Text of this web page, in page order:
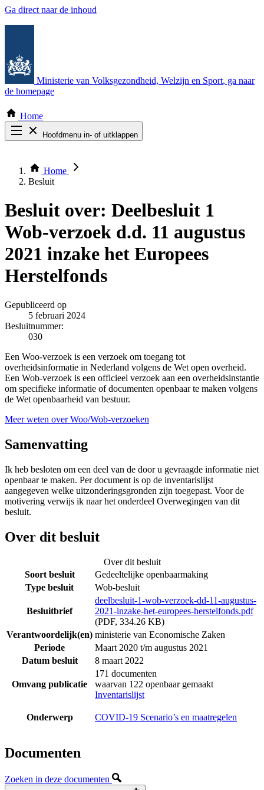
Ga direct naar de inhoud
Ministerie van Volksgezondheid, Welzijn en Sport, ga naar
de homepage
Home
Hoofdmenu in- of uitklappen
Thema COVID-19
Bekijk per bestuursorgaan
Home
Besluit
Besluit over: Deelbesluit 1
Wob-verzoek d.d. 11 augustus
2021 inzake het Europees
Herstelfonds
Gepubliceerd op
5 februari 2024
Besluitnummer:
030
Een Woo-verzoek is een verzoek om toegang tot
overheidsinformatie in Nederland volgens de Wet open overheid.
Een Wob-verzoek is een officieel verzoek aan een overheidsinstantie
om specifieke informatie of documenten openbaar te maken volgens
de Wet openbaarheid van bestuur.
Meer weten over Woo/Wob-verzoeken
Samenvatting
Ik heb besloten om een deel van de door u gevraagde informatie niet
openbaar te maken. Per document is op de inventarislijst
aangegeven welke uitzonderingsgronden zijn toegepast. Voor de
motivering verwijs ik naar het onderdeel Overwegingen van dit
besluit.
Over dit besluit
Over dit besluit
Soort besluit
Gedeeltelijke openbaarmaking
Type besluit
Wob-besluit
Besluitbrief
deelbesluit-1-wob-verzoek-dd-11-augustus-
2021-inzake-het-europees-herstelfonds.pdf
(PDF, 334.26 KB)
Verantwoordelijk(en) ministerie van Economische Zaken
Periode
Maart 2020 t/m augustus 2021
Datum besluit
8 maart 2022
Omvang publicatie
171 documenten
waarvan 122 openbaar gemaakt
Inventarislijst
Onderwerp COVID-19 Scenario’s en maatregelen
Documenten
Zoeken in deze documenten